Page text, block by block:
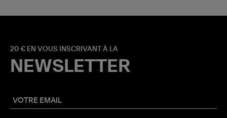
20 € EN VOUS INSCRIVANT À LA
NEWSLETTER